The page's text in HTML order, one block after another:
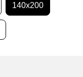
140x200